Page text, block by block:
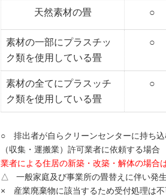
天然素材の畳 ○
素材の一部にプラスチッ
ク類を使用している畳
○
素材の全てにプラスッチ
ク類を使用している畳
○
○ 排出者が自らクリーンセンターに持ち
（収集・運搬業）許可業者に依頼する場合
業者による住居の新築・改築・解体の場合
△ 一般家庭及び事業所の畳替えに伴い発
× 産業廃棄物に該当するため受付処理は